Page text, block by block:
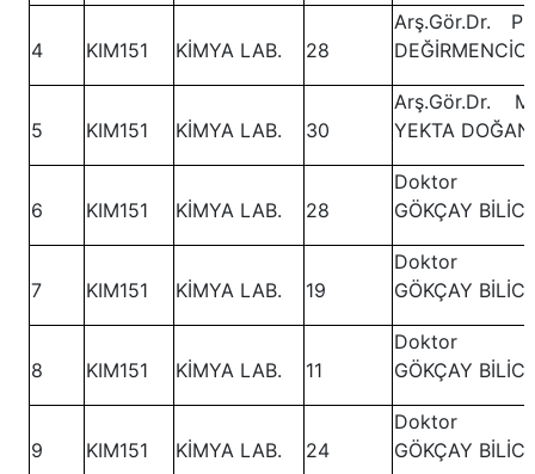
4 KIM151 KİMYA LAB. 28
Arş.Gör.Dr.
5 KIM151 KİMYA LAB. 30
Arş.Gör.Dr.
YEKTA DOĞAN
6 KIM151 KİMYA LAB. 28
Doktor
GÖKÇAY BİLİCİ
7 KIM151 KİMYA LAB. 19
Doktor
GÖKÇAY BİLİCİ
8 KIM151 KİMYA LAB. 11
Doktor
GÖKÇAY BİLİCİ
9 KIM151 KİMYA LAB. 24
Doktor
GÖKÇAY BİLİCİ